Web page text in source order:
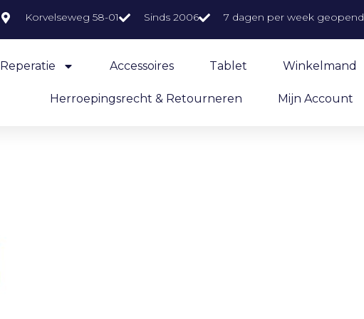
Korvelseweg 58-01 Sinds 2006 7 dagen per week geopend
Reperatie Accessoires Tablet Winkelmand
Herroepingsrecht & Retourneren Mijn Account